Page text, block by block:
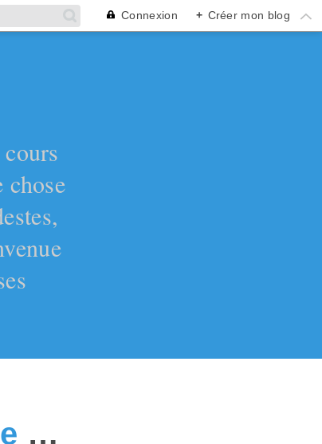
Connexion + Créer mon blog
chose
Chacun, dans son propre style, se met à boiter ! Berlusconi enseigne...